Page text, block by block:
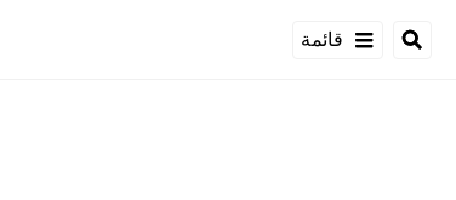
قائمة